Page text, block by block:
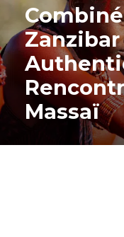
Zanzibar
Massaï